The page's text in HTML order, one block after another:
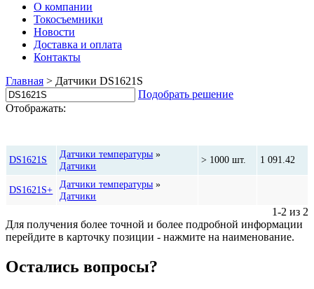
О компании
Токосъемники
Новости
Доставка и оплата
Контакты
Главная > Датчики DS1621S
Подобрать решение
Отображать:
DS1621S Датчики температуры »
Датчики
> 1000 шт. 1 091.42
DS1621S+ Датчики температуры »
Датчики
1-2 из 2
Для получения более точной и более подробной информации
перейдите в карточку позиции - нажмите на наименование.
Остались вопросы?